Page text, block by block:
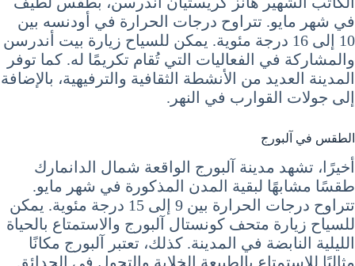
في شهر مايو. تتراوح درجات الحرارة في أودنسه بين
10 إلى 16 درجة مئوية. يمكن للسياح زيارة بيت أندرسن
والمشاركة في الفعاليات التي تُقام تكريمًا له. كما توفر
المدينة العديد من الأنشطة الثقافية والترفيهية، بالإضافة
إلى جولات القوارب في النهر.
الطقس في آلبورج
أخيرًا، تشهد مدينة آلبورج الواقعة شمال الدانمارك
طقسًا مشابهًا لبقية المدن المذكورة في شهر مايو.
تتراوح درجات الحرارة بين 9 إلى 15 درجة مئوية. يمكن
للسياح زيارة متحف كونستال آلبورج والاستمتاع بالحياة
الليلية النابضة في المدينة. كذلك، تعتبر آلبورج مكانًا
مثاليًا للاستمتاع بالطبيعة الخلابة والتجول في الحدائق